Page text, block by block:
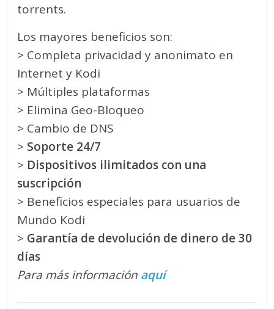
torrents.
Los mayores beneficios son:
> Completa privacidad y anonimato en
Internet y Kodi
> Múltiples plataformas
> Elimina Geo-Bloqueo
> Cambio de DNS
> Soporte 24/7
> Dispositivos ilimitados con una
suscripción
> Beneficios especiales para usuarios de
Mundo Kodi
> Garantía de devolución de dinero de 30
días
Para más información aquí